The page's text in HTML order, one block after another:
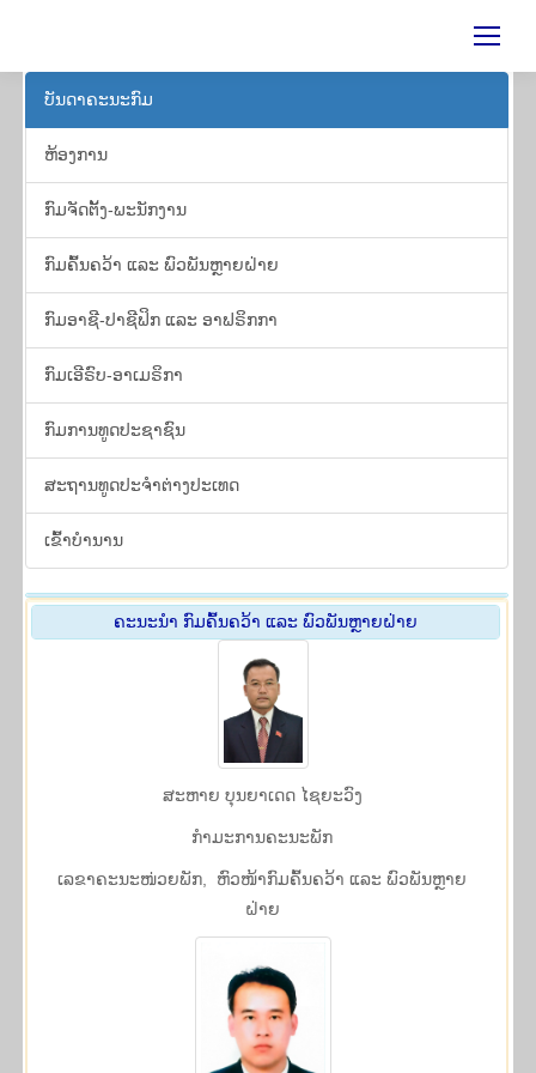
ບັນ​ດາ​ຄະ​ນະ​ກົມ
ຫ້ອງ​ການ
​ກົມ​ຈັດ​ຕັ້ງ-ພະ​ນັກ​ງານ
ກົມຄົ້ນຄວ້າ ແລະ ພົວ​ພັນຫຼາຍ​ຝ່າຍ
ກົມອາຊີ-ປາຊີຟິກ ແລະ ອາຟຣິກກາ
ກົມເອີຣົບ-ອາເມຣິກາ
ກົມ​ການ​ທູດ​ປະ​ຊາ​ຊົນ
​ສະ​ຖານ​ທູດ​ປະ​ຈຳ​ຕ່າງ​ປະ​ເທດ
ເຂົ້າ​ບຳ​ນານ
ຄະ​ນະ​ນຳ ກົມຄົ້ນຄວ້າ ແລະ ພົວ​ພັນຫຼາຍ​ຝ່າຍ
ສະ​ຫາຍ ບຸນ​​ຍາ​ເດດ ໄຊ​ຍະ​ວົງ
ກໍາມະການຄະນະພັກ
​ເລ​ຂາ​ຄະ​ນະ​ໜ່ວຍ​ພັກ, ຫົວ​ໜ້າກົມຄົ້ນຄວ້າ ແລະ ​ພົວ​ພັນຫຼາຍ​
ຝ່າຍ